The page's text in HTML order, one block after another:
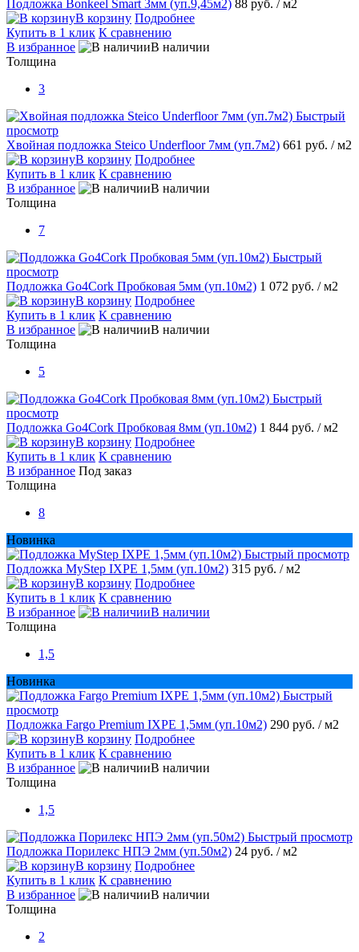
Подложка Bonkeel Smart 3мм (уп.9,45м2) 88 руб. / м2
В корзину Подробнее
Купить в 1 клик К сравнению
В избранное
В наличии
Толщина
3
Быстрый
просмотр
Хвойная подложка Steico Underfloor 7мм (уп.7м2) 661 руб. / м2
В корзину Подробнее
Купить в 1 клик К сравнению
В избранное
В наличии
Толщина
7
Быстрый
просмотр
Подложка Go4Cork Пробковая 5мм (уп.10м2) 1 072 руб. / м2
В корзину Подробнее
Купить в 1 клик К сравнению
В избранное
В наличии
Толщина
5
Быстрый
просмотр
Подложка Go4Cork Пробковая 8мм (уп.10м2) 1 844 руб. / м2
В корзину Подробнее
Купить в 1 клик К сравнению
В избранное Под заказ
Толщина
8
Новинка
Быстрый просмотр
Подложка MyStep IXPE 1,5мм (уп.10м2) 315 руб. / м2
В корзину Подробнее
Купить в 1 клик К сравнению
В избранное
В наличии
Толщина
1,5
Новинка
Быстрый
просмотр
Подложка Fargo Premium IXPE 1,5мм (уп.10м2) 290 руб. / м2
В корзину Подробнее
Купить в 1 клик К сравнению
В избранное
В наличии
Толщина
1,5
Быстрый просмотр
Подложка Порилекс НПЭ 2мм (уп.50м2) 24 руб. / м2
В корзину Подробнее
Купить в 1 клик К сравнению
В избранное
В наличии
Толщина
2